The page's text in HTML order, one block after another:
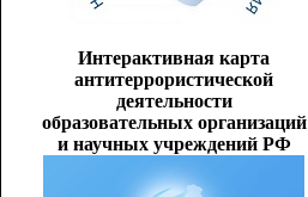
Интерактивная карта
антитеррористической
деятельности
образовательных организаций
и научных учреждений РФ